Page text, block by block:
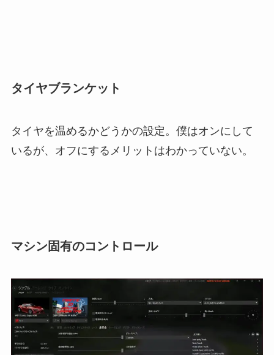
タイヤブランケット
タイヤを温めるかどうかの設定。僕はオンにして
いるが、オフにするメリットはわかっていない。
マシン固有のコントロール